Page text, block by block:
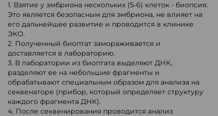
1. Взятие у эмбриона нескольких (5-6) клеток - биопсия.
Это является безопасным для эмбриона, не влияет на
его дальнейшее развитие и проводится в клинике
ЭКО.
2. Полученный биоптат замораживается и
доставляется в лабораторию.
3. В лаборатории из биоптата выделяют ДНК,
разделяют ее на небольшие фрагменты и
обрабатывают специальным образом для анализа на
секвенаторе (прибор, который определяет структуру
каждого фрагмента ДНК).
4. После секвенирования проводится анализ